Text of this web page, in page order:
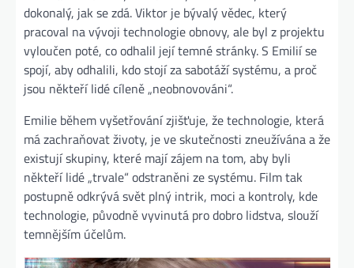
dokonalý, jak se zdá. Viktor je bývalý vědec, který
pracoval na vývoji technologie obnovy, ale byl z projektu
vyloučen poté, co odhalil její temné stránky. S Emilií se
spojí, aby odhalili, kdo stojí za sabotáží systému, a proč
jsou někteří lidé cíleně „neobnovováni“.
Emilie během vyšetřování zjišťuje, že technologie, která
má zachraňovat životy, je ve skutečnosti zneužívána a že
existují skupiny, které mají zájem na tom, aby byli
někteří lidé „trvale“ odstraněni ze systému. Film tak
postupně odkrývá svět plný intrik, moci a kontroly, kde
technologie, původně vyvinutá pro dobro lidstva, slouží
temnějším účelům.